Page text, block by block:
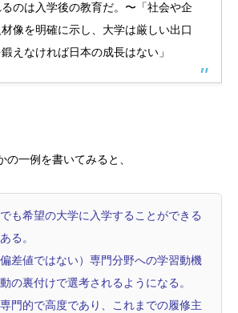
のは入学後の教育だ。〜「社会や企
像を明確に示し、大学は厳しい出口
えなければ日本の成長はない」
の一例を書いてみると、
も希望の大学に入学することができる
る。
差値ではない）専門分野への学習動機
の裏付けで選考されるようになる。
門的で高度であり、これまでの履修主